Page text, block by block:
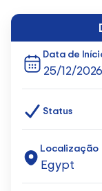
Data de
25/12/2026
Status
Localização
Egypt